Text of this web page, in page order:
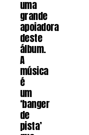
uma
grande
apoiadora
deste
álbum.
A
música
é
um
‘banger
de
pista’